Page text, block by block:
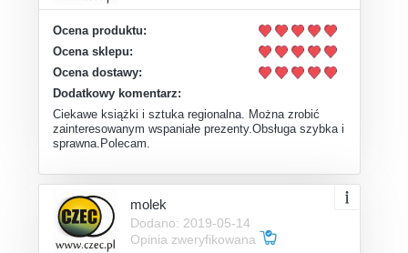
Ocena produktu:
Ocena sklepu:
Ocena dostawy:
Dodatkowy komentarz:
Ciekawe książki i sztuka regionalna. Można zrobić
zainteresowanym wspaniałe prezenty.Obsługa szybka i
sprawna.Polecam.
molek
Dodano: 2019-05-14
Opinia zweryfikowana